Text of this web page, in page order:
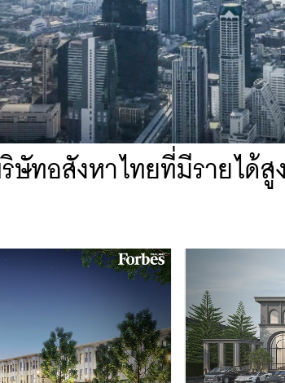
ษัทอสังหาไทยที่มีรายได้สู